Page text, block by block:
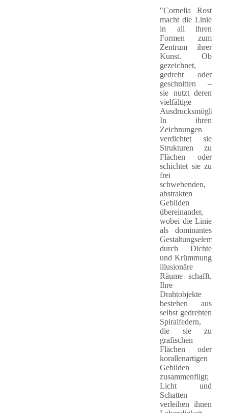
"Cornelia Rost
macht die Linie
in all ihren
Formen zum
Zentrum ihrer
Kunst. Ob
gezeichnet,
gedreht oder
geschnitten –
sie nutzt deren
vielfältige
In ihren
Zeichnungen
verdichtet sie
Strukturen zu
Flächen oder
schichtet sie zu
frei
schwebenden,
abstrakten
Gebilden
übereinander,
wobei die Linie
als dominantes
Gestaltungselement
durch Dichte
und Krümmung
illusionäre
Räume schafft.
Ihre
Drahtobjekte
bestehen aus
selbst gedrehten
Spiralfedern,
die sie zu
grafischen
Flächen oder
korallenartigen
Gebilden
zusammenfügt;
Licht und
Schatten
verleihen ihnen